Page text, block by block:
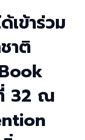
ข้าร่วม
าติ
32 ณ